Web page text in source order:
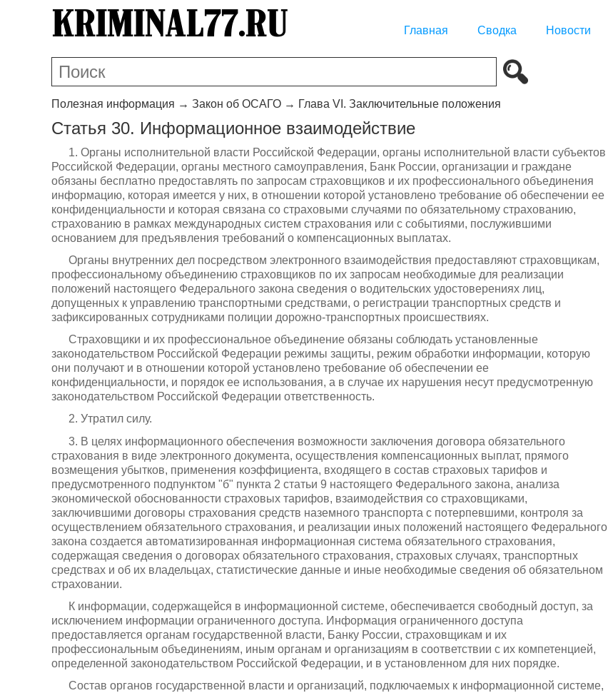
Главная Сводка Новости
Полезная информация → Закон об ОСАГО → Глава VI. Заключительные положения
Статья 30. Информационное взаимодействие
1. Органы исполнительной власти Российской Федерации, органы исполнительной власти субъектов
Российской Федерации, органы местного самоуправления, Банк России, организации и граждане
обязаны бесплатно предоставлять по запросам страховщиков и их профессионального объединения
информацию, которая имеется у них, в отношении которой установлено требование об обеспечении ее
конфиденциальности и которая связана со страховыми случаями по обязательному страхованию,
страхованию в рамках международных систем страхования или с событиями, послужившими
основанием для предъявления требований о компенсационных выплатах.
Органы внутренних дел посредством электронного взаимодействия предоставляют страховщикам,
профессиональному объединению страховщиков по их запросам необходимые для реализации
положений настоящего Федерального закона сведения о водительских удостоверениях лиц,
допущенных к управлению транспортными средствами, о регистрации транспортных средств и
зафиксированных сотрудниками полиции дорожно-транспортных происшествиях.
Страховщики и их профессиональное объединение обязаны соблюдать установленные
законодательством Российской Федерации режимы защиты, режим обработки информации, которую
они получают и в отношении которой установлено требование об обеспечении ее
конфиденциальности, и порядок ее использования, а в случае их нарушения несут предусмотренную
законодательством Российской Федерации ответственность.
2. Утратил силу.
3. В целях информационного обеспечения возможности заключения договора обязательного
страхования в виде электронного документа, осуществления компенсационных выплат, прямого
возмещения убытков, применения коэффициента, входящего в состав страховых тарифов и
предусмотренного подпунктом "б" пункта 2 статьи 9 настоящего Федерального закона, анализа
экономической обоснованности страховых тарифов, взаимодействия со страховщиками,
заключившими договоры страхования средств наземного транспорта с потерпевшими, контроля за
осуществлением обязательного страхования, и реализации иных положений настоящего Федерального
закона создается автоматизированная информационная система обязательного страхования,
содержащая сведения о договорах обязательного страхования, страховых случаях, транспортных
средствах и об их владельцах, статистические данные и иные необходимые сведения об обязательном
страховании.
К информации, содержащейся в информационной системе, обеспечивается свободный доступ, за
исключением информации ограниченного доступа. Информация ограниченного доступа
предоставляется органам государственной власти, Банку России, страховщикам и их
профессиональным объединениям, иным органам и организациям в соответствии с их компетенцией,
определенной законодательством Российской Федерации, и в установленном для них порядке.
Состав органов государственной власти и организаций, подключаемых к информационной системе,